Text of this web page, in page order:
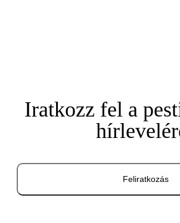
Iratkozz fel a
Feliratkozás